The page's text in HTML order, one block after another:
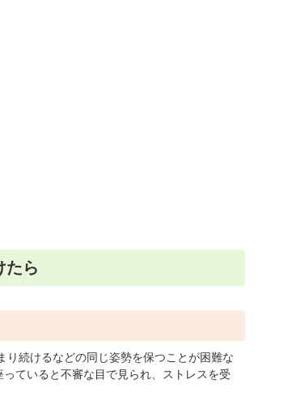
たら
続けるなどの同じ姿勢を保つことが困難な
ていると不審な目で見られ、ストレスを受